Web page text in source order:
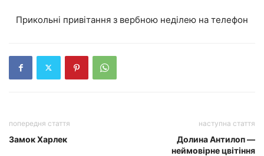
Прикольні привітання з вербною неділею на телефон
попередня стаття
Замок Харлек
наступна стаття
Долина Антилоп —
неймовірне цвітіння